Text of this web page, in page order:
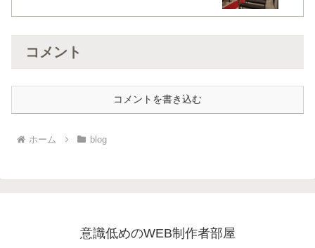
コメント
コメントを書き込む
ホーム blog
意識低めのWEB制作者部屋